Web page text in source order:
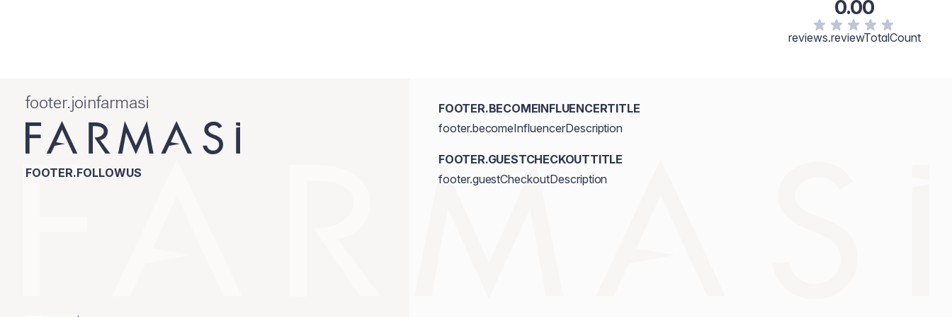
0.00
reviews.reviewTotalCount
footer.joinfarmasi
FOOTER.FOLLOWUS
FOOTER.BECOMEINFLUENCERTITLE
footer.becomeInfluencerDescription
FOOTER.GUESTCHECKOUTTITLE
footer.guestCheckoutDescription